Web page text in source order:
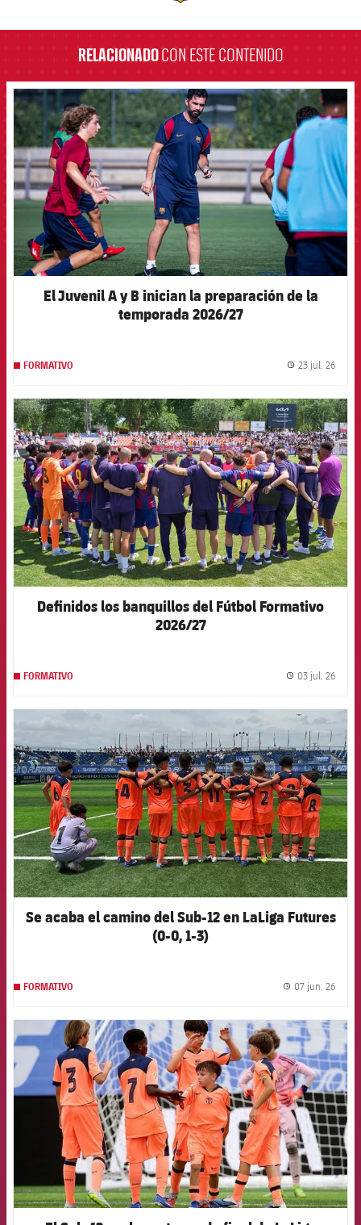
RELACIONADOCON ESTE CONTENIDO
FCB Barcelona badge
El Juvenil A y B inician la preparación de la
temporada 2026/27
FORMATIVO 23 jul. 26
FCB Barcelona badge
Definidos los banquillos del Fútbol Formativo
2026/27
FORMATIVO 03 jul. 26
FCB Barcelona badge
Se acaba el camino del Sub-12 en LaLiga Futures
(0-0, 1-3)
FORMATIVO 07 jun. 26
FCB Barcelona badge